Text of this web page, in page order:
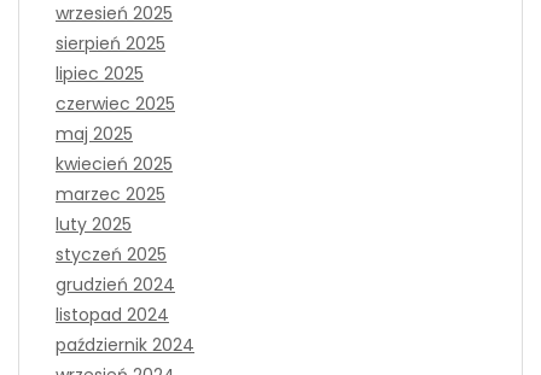
wrzesień 2025
sierpień 2025
lipiec 2025
czerwiec 2025
maj 2025
kwiecień 2025
marzec 2025
luty 2025
styczeń 2025
grudzień 2024
listopad 2024
październik 2024